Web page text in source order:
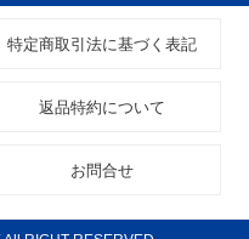
特定商取引法に基づく表記
返品特約について
お問合せ